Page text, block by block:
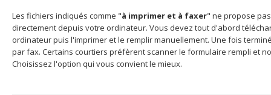
Les fichiers indiqués comme "à imprimer et à faxer" ne propose
directement depuis votre ordinateur. Vous devez tout d'abord
ordinateur puis l'imprimer et le remplir manuellement. Une fois
par fax. Certains courtiers préfèrent scanner le formulaire rempli et
Choisissez l'option qui vous convient le mieux.